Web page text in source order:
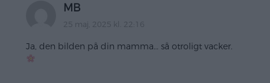
MB
25 maj, 2025 kl. 22:16
Ja, den bilden på din mamma… så otroligt vacker.